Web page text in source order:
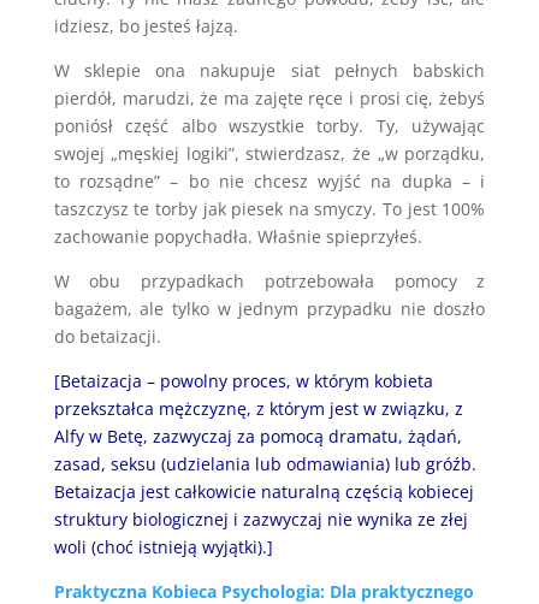
idziesz, bo jesteś łajzą.
W sklepie ona nakupuje siat pełnych babskich
pierdół, marudzi, że ma zajęte ręce i prosi cię, żebyś
poniósł część albo wszystkie torby. Ty, używając
swojej „męskiej logiki”, stwierdzasz, że „w porządku,
to rozsądne” – bo nie chcesz wyjść na dupka – i
taszczysz te torby jak piesek na smyczy. To jest 100%
zachowanie popychadła. Właśnie spieprzyłeś.
W obu przypadkach potrzebowała pomocy z
bagażem, ale tylko w jednym przypadku nie doszło
do betaizacji.
[Betaizacja – powolny proces, w którym kobieta
przekształca mężczyznę, z którym jest w związku, z
Alfy w Betę, zazwyczaj za pomocą dramatu, żądań,
zasad, seksu (udzielania lub odmawiania) lub gróźb.
Betaizacja jest całkowicie naturalną częścią kobiecej
struktury biologicznej i zazwyczaj nie wynika ze złej
woli (choć istnieją wyjątki).]
Praktyczna Kobieca Psychologia: Dla praktycznego